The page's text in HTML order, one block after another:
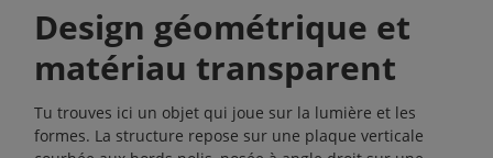
Design géométrique et
matériau transparent
Tu trouves ici un objet qui joue sur la lumière et les
formes. La structure repose sur une plaque verticale